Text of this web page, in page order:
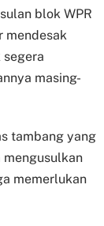
blok WPR
mendesak
masing-
tambang yang
mengusulkan
memerlukan